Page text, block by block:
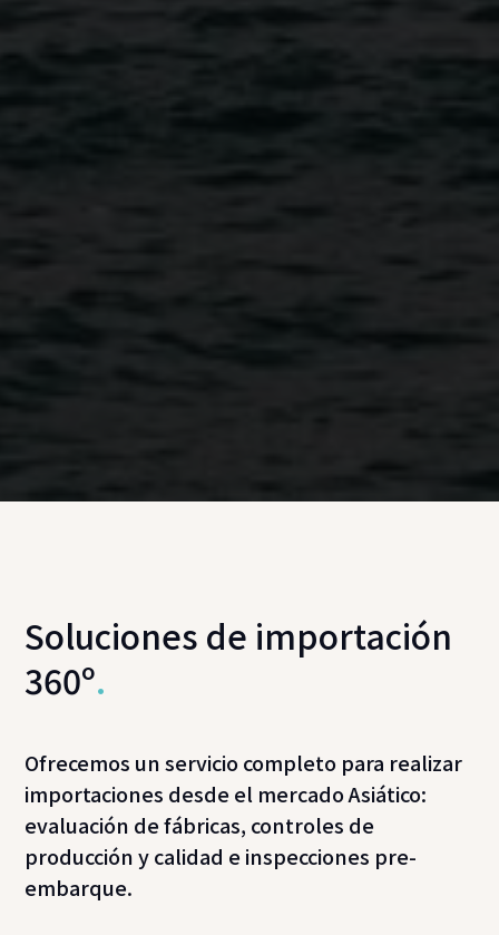
Soluciones de importación
360º.
Ofrecemos un servicio completo para realizar
importaciones desde el mercado Asiático:
evaluación de fábricas, controles de
producción y calidad e inspecciones pre-
embarque.